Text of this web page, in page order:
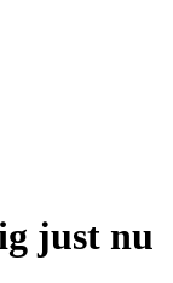
just nu